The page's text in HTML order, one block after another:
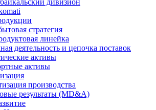
стратегия
линейка
деятельность и цепочка поставок
активы
активы
производства
результаты (MD&A)